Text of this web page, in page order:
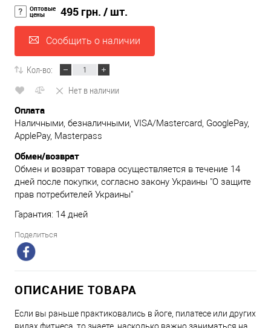
Оптовые
цены 495 грн. / шт.
Сообщить о наличии
Кол-во:
Нет в наличии
Оплата
Наличными, безналичными, VISA/Mastercard, GooglePay,
ApplePay, Masterpass
Обмен/возврат
Обмен и возврат товара осуществляется в течение 14
дней после покупки, согласно закону Украины "О защите
прав потребителей Украины"
Гарантия: 14 дней
Поделиться
ОПИСАНИЕ ТОВАРА
Если вы раньше практиковались в йоге, пилатесе или других